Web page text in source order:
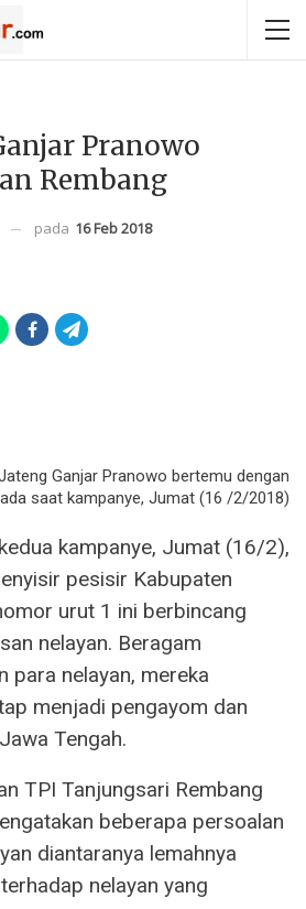
Pranowo
Rembang
pada 16 Feb 2018
Ganjar Pranowo bertemu dengan
saat kampanye, Jumat (16 /2/2018)
kampanye, Jumat (16/2),
pesisir Kabupaten
urut 1 ini berbincang
nelayan. Beragam
para nelayan, mereka
menjadi pengayom dan
Tengah.
TPI Tanjungsari Rembang
beberapa persoalan
diantaranya lemahnya
nelayan yang